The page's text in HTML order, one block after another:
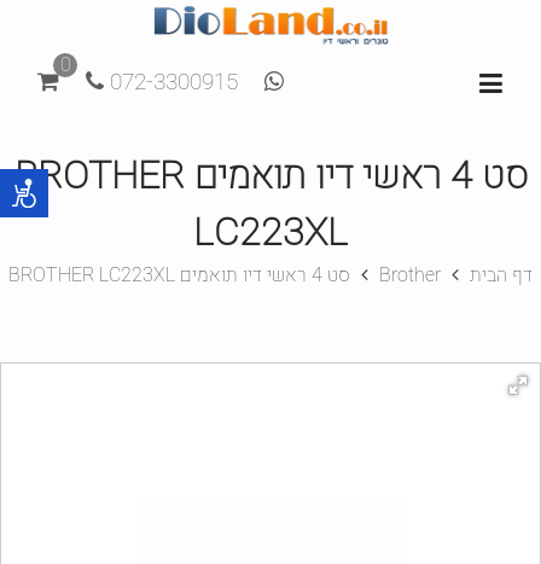
072-3300915
0
סט 4 ראשי דיו תואמים BROTHER
LC223XL
דף הבית Brother סט 4 ראשי דיו תואמים BROTHER LC223XL